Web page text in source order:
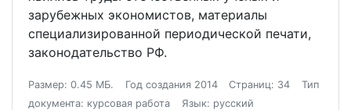
зарубежных экономистов, материалы
специализированной периодической печати,
законодательство РФ.
Размер: 0.45 МБ. Год создания 2014 Страниц: 34
Тип
документа: курсовая работа
Язык: русский